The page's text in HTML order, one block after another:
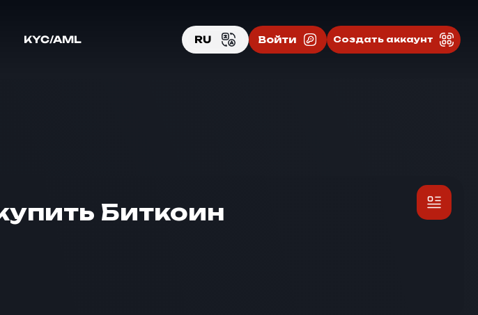
KYC/AML RU Войти Создать аккаунт
Биткоин